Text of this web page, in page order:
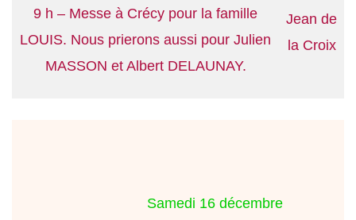
9 h – Messe à Crécy pour la famille
LOUIS. Nous prierons aussi pour Julien
MASSON et Albert DELAUNAY.
Jean de
la Croix
Samedi 16 décembre